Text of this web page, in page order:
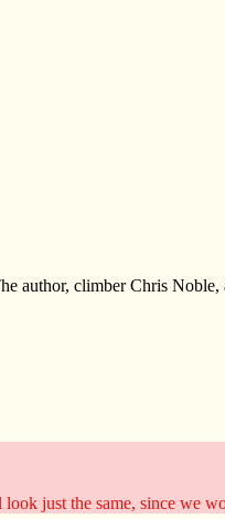
author, climber Chris Noble,
just the same, since we